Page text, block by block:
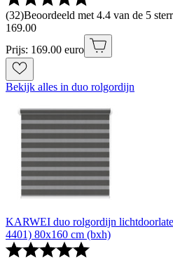
(32)Beoordeeld met 4.4 van de 5
169.00
Prijs: 169.00 euro
Bekijk alles in duo rolgordijn
KARWEI duo rolgordijn
4401) 80x160 cm (bxh)